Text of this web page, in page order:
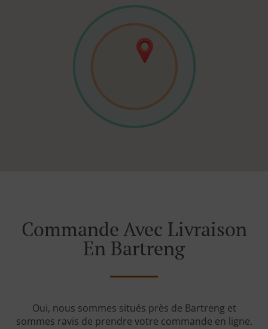
Commande Avec Livraison
En Bartreng
Oui, nous sommes situés près de Bartreng et
sommes ravis de prendre votre commande en ligne.